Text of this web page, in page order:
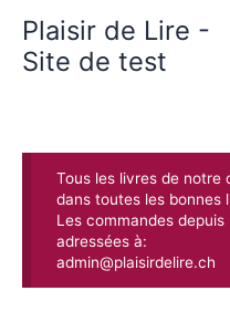
contenu
Plaisir de Lire -
Site de test
Tous les livres de notre
dans toutes les bonnes
Les commandes
adressées à:
admin@plaisirdelire.ch